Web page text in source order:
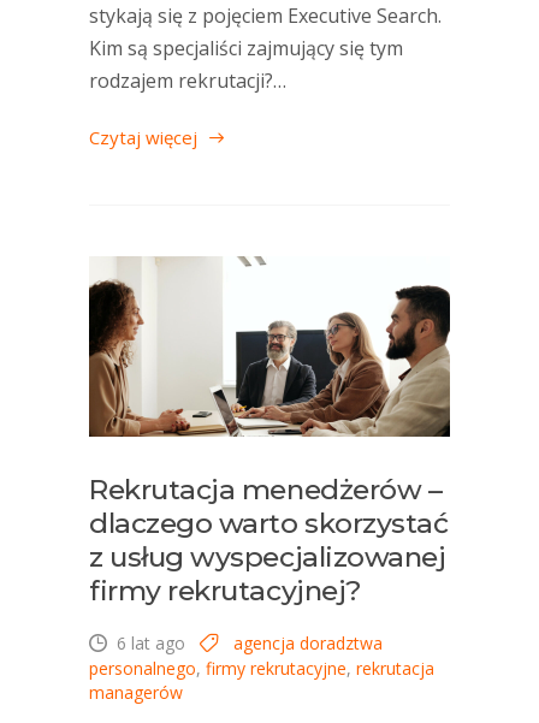
stykają się z pojęciem Executive Search.
Kim są specjaliści zajmujący się tym
rodzajem rekrutacji?…
Czytaj więcej
Rekrutacja menedżerów –
dlaczego warto skorzystać
z usług wyspecjalizowanej
firmy rekrutacyjnej?
6 lat ago
agencja doradztwa
personalnego, firmy rekrutacyjne, rekrutacja
managerów